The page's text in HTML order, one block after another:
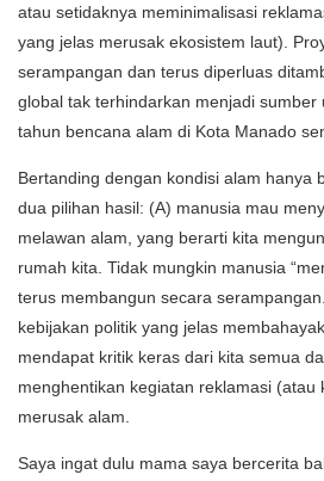
atau setidaknya meminimalisasi
yang jelas merusak ekosistem laut).
serampangan dan terus diperluas
global tak terhindarkan menjadi
tahun bencana alam di Kota Manado
Bertanding dengan kondisi alam hanya
dua pilihan hasil: (A) manusia mau
melawan alam, yang berarti kita
rumah kita. Tidak mungkin manusia
terus membangun secara
kebijakan politik yang jelas
mendapat kritik keras dari kita semua
menghentikan kegiatan reklamasi (atau
merusak alam.
Saya ingat dulu mama saya bercerita